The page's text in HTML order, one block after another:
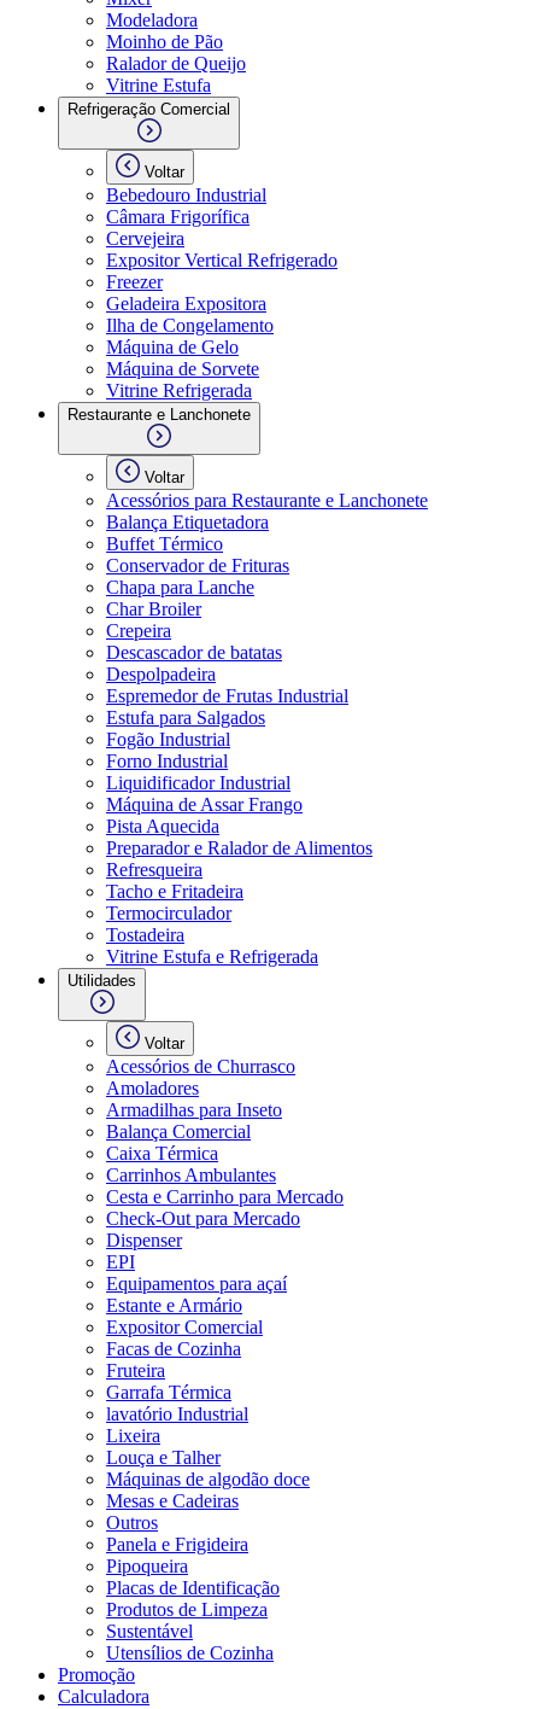
Modeladora
Moinho de Pão
Ralador de Queijo
Vitrine Estufa
Refrigeração Comercial
Voltar
Bebedouro Industrial
Câmara Frigorífica
Cervejeira
Expositor Vertical Refrigerado
Freezer
Geladeira Expositora
Ilha de Congelamento
Máquina de Gelo
Máquina de Sorvete
Vitrine Refrigerada
Restaurante e Lanchonete
Voltar
Acessórios para Restaurante e Lanchonete
Balança Etiquetadora
Buffet Térmico
Conservador de Frituras
Chapa para Lanche
Char Broiler
Crepeira
Descascador de batatas
Despolpadeira
Espremedor de Frutas Industrial
Estufa para Salgados
Fogão Industrial
Forno Industrial
Liquidificador Industrial
Máquina de Assar Frango
Pista Aquecida
Preparador e Ralador de Alimentos
Refresqueira
Tacho e Fritadeira
Termocirculador
Tostadeira
Vitrine Estufa e Refrigerada
Utilidades
Voltar
Acessórios de Churrasco
Amoladores
Armadilhas para Inseto
Balança Comercial
Caixa Térmica
Carrinhos Ambulantes
Cesta e Carrinho para Mercado
Check-Out para Mercado
Dispenser
EPI
Equipamentos para açaí
Estante e Armário
Expositor Comercial
Facas de Cozinha
Fruteira
Garrafa Térmica
lavatório Industrial
Lixeira
Louça e Talher
Máquinas de algodão doce
Mesas e Cadeiras
Outros
Panela e Frigideira
Pipoqueira
Placas de Identificação
Produtos de Limpeza
Sustentável
Utensílios de Cozinha
Promoção
Calculadora